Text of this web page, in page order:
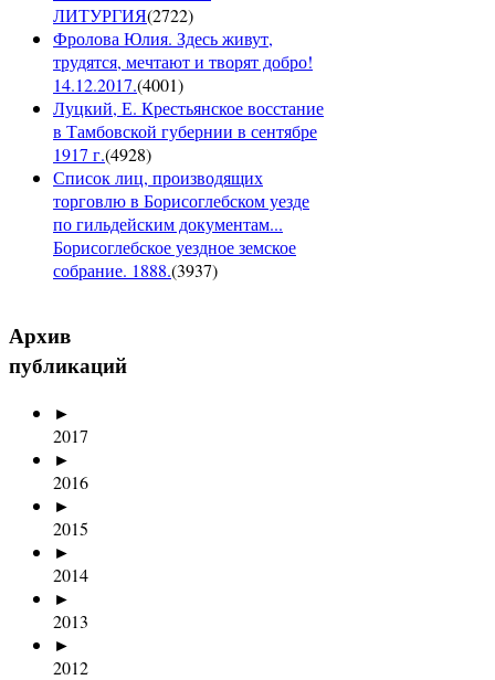
ЛИТУРГИЯ(2722)
Фролова Юлия. Здесь живут,
трудятся, мечтают и творят добро!
14.12.2017.(4001)
Луцкий, Е. Крестьянское восстание
в Тамбовской губернии в сентябре
1917 г.(4928)
Список лиц, производящих
торговлю в Борисоглебском уезде
по гильдейским документам...
Борисоглебское уездное земское
собрание. 1888.(3937)
Архив
публикаций
►
2017
►
2016
►
2015
►
2014
►
2013
►
2012